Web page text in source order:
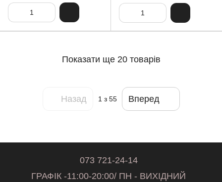
Показати ще 20 товарів
Назад 1 з 55 Вперед
073 721-24-14
ГРАФІК -11:00-20:00/ ПН - ВИХІДНИЙ